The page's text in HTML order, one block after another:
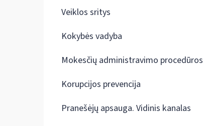
Veiklos sritys
Kokybės vadyba
Mokesčių administravimo procedūros
Korupcijos prevencija
Pranešėjų apsauga. Vidinis kanalas